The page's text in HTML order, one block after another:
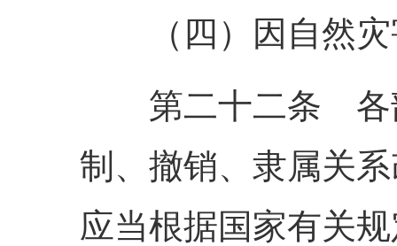
（四）因自然灾
第二十二条 各部
制、撤销、隶属关
应当根据国家有关